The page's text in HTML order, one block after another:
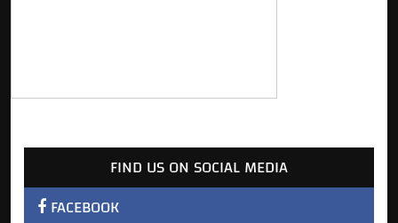
FIND US ON SOCIAL MEDIA
FACEBOOK